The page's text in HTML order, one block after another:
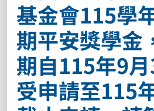
基金會115學
期平安獎學金
期自115年9
受申請至115